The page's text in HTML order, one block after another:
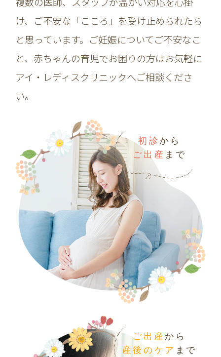
け、ご不安な「こころ」を受け止められたら
と思っています。ご妊娠についてご不安なこ
と、赤ちゃんの育児でお困りの方はお気軽に
アイ・レディスクリニックへご相談くださ
い。
初診 から
ご出産 まで
ご出産 から
産後のケア まで